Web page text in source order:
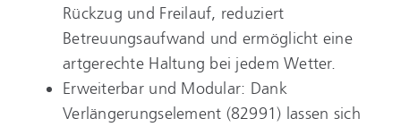
Rückzug und Freilauf, reduziert
Betreuungsaufwand und ermöglicht eine
artgerechte Haltung bei jedem Wetter.
Erweiterbar und Modular: Dank
Verlängerungselement (82991) lassen sich